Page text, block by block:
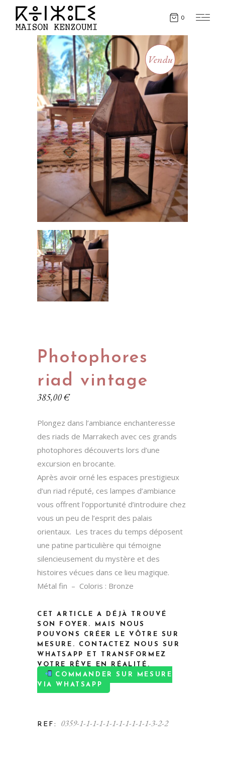
0
Vendu
Photophores
riad vintage
385,00€
Plongez dans l’ambiance enchanteresse
des riads de Marrakech avec ces grands
photophores découverts lors d’une
excursion en brocante.
Après avoir orné les espaces prestigieux
d’un riad réputé, ces lampes d’ambiance
vous offrent l’opportunité d’introduire chez
vous un peu de l’esprit des palais
orientaux. Les traces du temps déposent
une patine particulière qui témoigne
silencieusement du mystère et des
histoires vécues dans ce lieu magique.
Métal fin – Coloris : Bronze
CET ARTICLE A DÉJÀ TROUVÉ
SON FOYER. MAIS NOUS
POUVONS CRÉER LE VÔTRE SUR
MESURE. CONTACTEZ NOUS SUR
WHATSAPP ET TRANSFORMEZ
VOTRE RÊVE EN RÉALITÉ.
COMMANDER SUR MESURE
VIA WHATSAPP
REF: 0359-1-1-1-1-1-1-1-1-1-1-1-3-2-2